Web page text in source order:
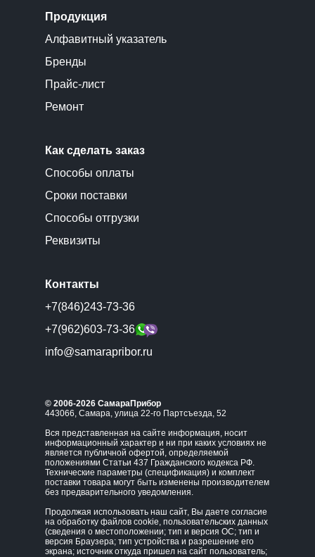
Продукция
Алфавитный указатель
Бренды
Прайс-лист
Ремонт
Как сделать заказ
Способы оплаты
Сроки поставки
Способы отгрузки
Реквизиты
Контакты
+7(846)243-73-36
+7(962)603-73-36
info@samarapribor.ru
© 2006-2026 СамараПрибор
443066, Самара, улица 22-го Партсъезда, 52
Вся представленная на сайте информация, носит
информационный характер и ни при каких условиях не
является публичной офертой, определяемой
положениями Статьи 437 Гражданского кодекса РФ.
Технические параметры (спецификация) и комплект
поставки товара могут быть изменены производителем
без предварительного уведомления.
Продолжая использовать наш сайт, Вы даете согласие
на обработку файлов cookie, пользовательских данных
(сведения о местоположении; тип и версия ОС; тип и
версия Браузера; тип устройства и разрешение его
экрана; источник откуда пришел на сайт пользователь;